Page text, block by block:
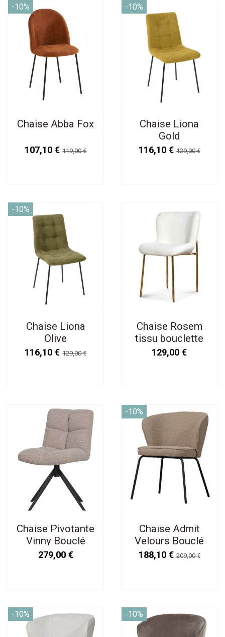
-10%
Chaise Abba Fox
107,10 €119,00 €
-10%
Chaise Liona
Gold
116,10 €129,00 €
-10%
Chaise Liona
Olive
116,10 €129,00 €
Chaise Rosem
tissu bouclette
naturel pied doré
129,00 €
Chaise Pivotante
Vinny Bouclé
Sable
279,00 €
-10%
Chaise Admit
Velours Bouclé
Beige
188,10 €209,00 €
-10% -10%